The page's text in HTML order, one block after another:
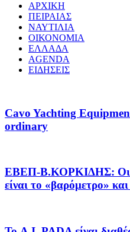
ΑΡΧΙΚΗ
ΠΕΙΡΑΙΑΣ
ΝΑΥΤΙΛΙΑ
ΟΙΚΟΝΟΜΙΑ
ΕΛΛΑΔΑ
AGENDA
ΕΙΔΗΣΕΙΣ
Cavo Yachting
ordinary
EΒΕΠ-Β.ΚΟΡΚΙΔΗΣ: Οι
είναι το «βαρόμετρο»